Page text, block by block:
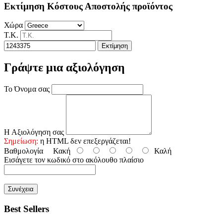
Εκτίμηση Κόστους Αποστολής προϊόντος
Χώρα
Τ.Κ.
Εκτίμηση
Γράψτε μια αξιολόγηση
Το Όνομα σας
Η Αξιολόγηση σας
Σημείωση: η HTML δεν επεξεργάζεται!
Βαθμολογία Κακή
Καλή
Εισάγετε τον κωδικό στο ακόλουθο πλαίσιο
Συνέχεια
Best Sellers